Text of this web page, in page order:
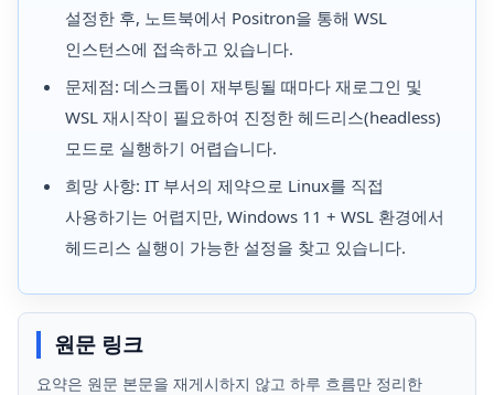
설정한 후, 노트북에서 Positron을 통해 WSL
인스턴스에 접속하고 있습니다.
문제점: 데스크톱이 재부팅될 때마다 재로그인 및
WSL 재시작이 필요하여 진정한 헤드리스(headless)
모드로 실행하기 어렵습니다.
희망 사항: IT 부서의 제약으로 Linux를 직접
사용하기는 어렵지만, Windows 11 + WSL 환경에서
헤드리스 실행이 가능한 설정을 찾고 있습니다.
원문 링크
요약은 원문 본문을 재게시하지 않고 하루 흐름만 정리한